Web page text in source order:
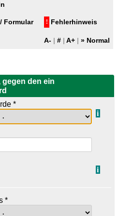
Formular ! Fehlerhinweis
A- # A+
den ein
*
i
i
*